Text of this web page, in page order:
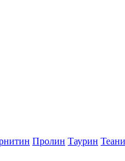
Пролин Таурин